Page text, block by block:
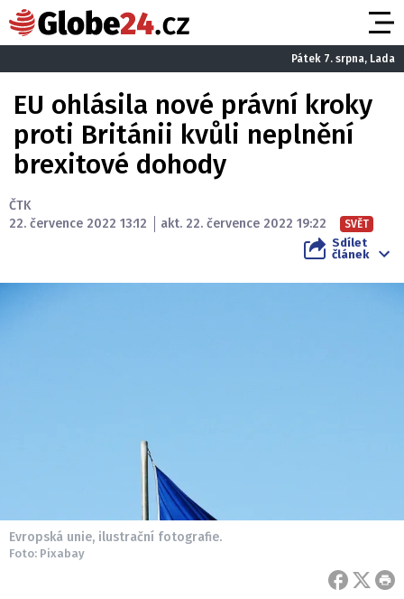
Pátek 7. srpna, Lada
EU ohlásila nové právní kroky
proti Británii kvůli neplnění
brexitové dohody
ČTK
22. července 2022 13:12
akt. 22. července 2022 19:22 SVĚT
Sdílet
článek
Evropská unie, ilustrační fotografie.
Foto: Pixabay